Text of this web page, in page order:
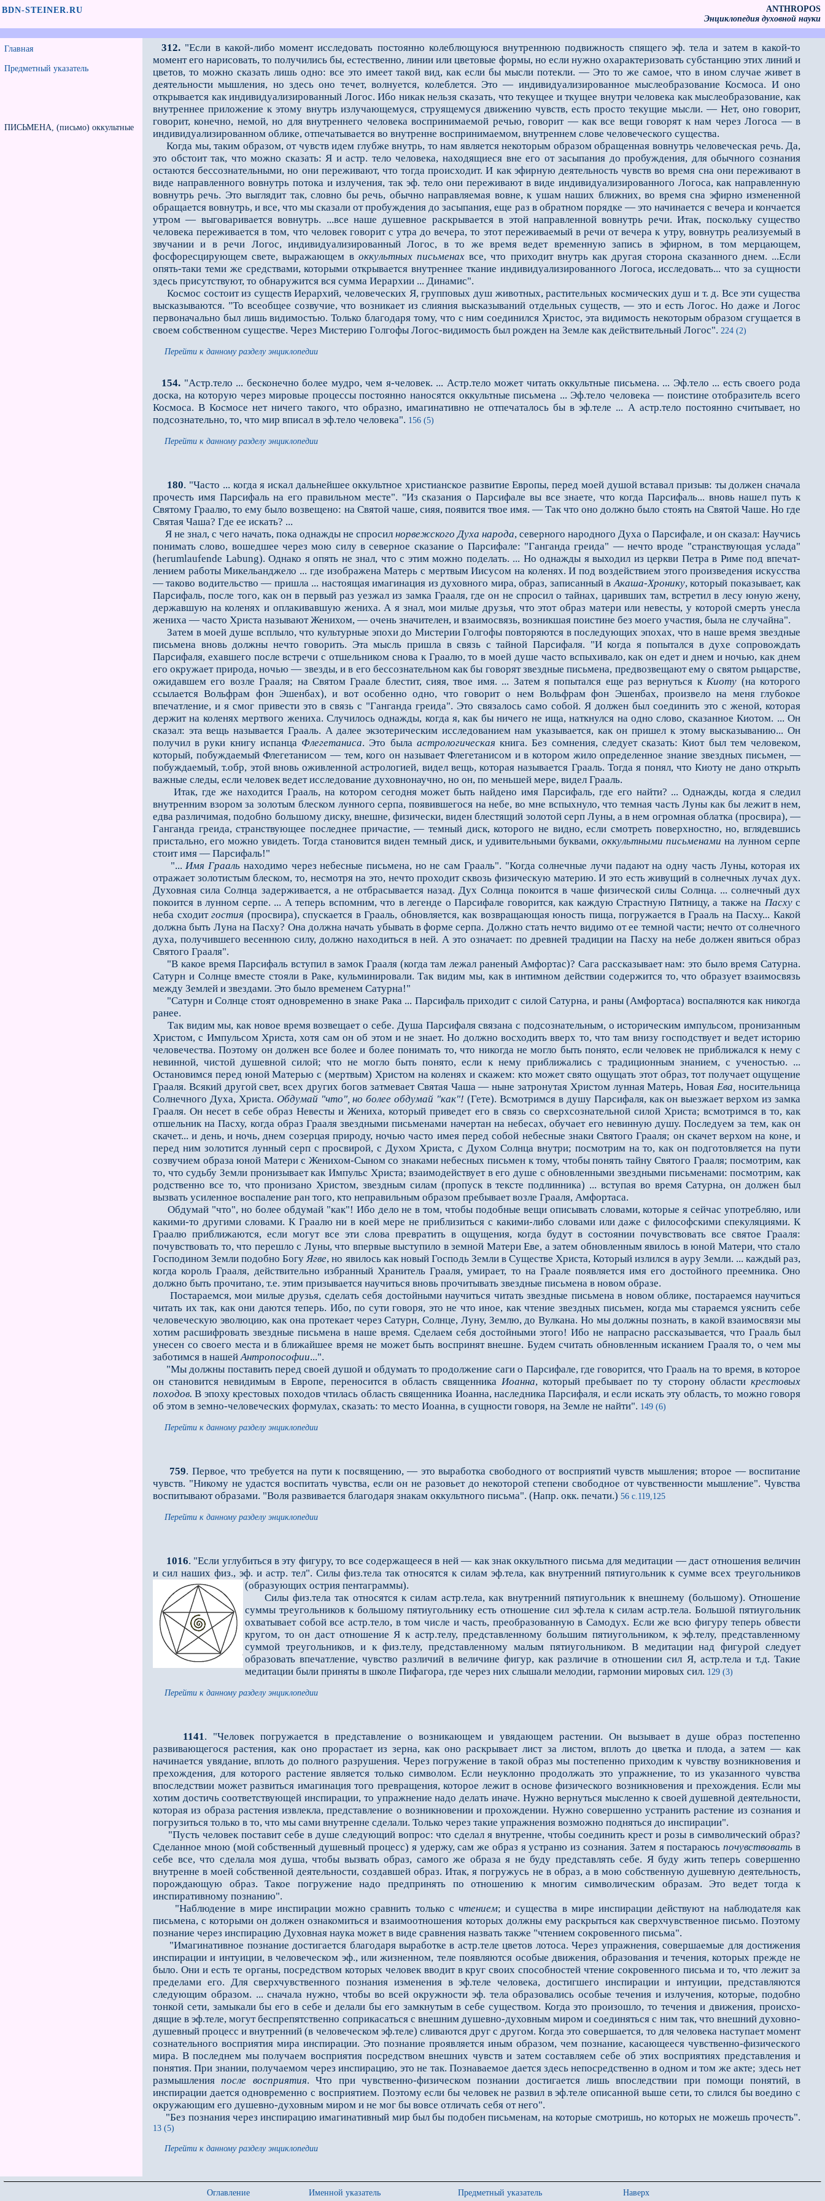
BDN-STEINER.RU
ANTHROPOS
Энциклопедия духовной науки
Главная
Предметный указатель
ПИСЬМЕНА, (письмо) оккультные
312. "Если в какой-либо момент исследовать постоянно колеблющуюся внутреннюю подвижность спящего эф. тела и затем в какой-то
момент его нарисовать, то получились бы, естественно, линии или цветовые формы, но если нужно охарактеризовать субстанцию этих линий и
цветов, то можно сказать лишь одно: все это имеет такой вид, как если бы мысли потекли. — Это то же самое, что в ином случае живет в
деятельности мышления, но здесь оно течет, волнуется, колеблется. Это — индивидуализированное мыслеобразование Космоса. И оно
открывается как индивидуализированный Логос. Ибо никак нельзя сказать, что текущее и ткущее внутри человека как мыслеобразование, как
внутреннее приложение к этому внутрь излучающемуся, струящемуся движению чувств, есть просто текущие мысли. — Нет, оно говорит,
говорит, конечно, немой, но для внутреннего человека воспринимаемой речью, говорит — как все вещи говорят к нам через Логоса — в
индивидуализированном облике, отпечатывается во внутренне воспринимаемом, внутреннем слове человеческого существа.
Когда мы, таким образом, от чувств идем глубже внутрь, то нам является некоторым образом обращенная вовнутрь человеческая речь. Да,
это обстоит так, что можно сказать: Я и астр. тело человека, находящиеся вне его от засыпания до пробуждения, для обычного сознания
остаются бессознательными, но они переживают, что тогда происходит. И как эфирную деятельность чувств во время сна они переживают в
виде направленного вовнутрь потока и излучения, так эф. тело они переживают в виде индивидуализированного Логоса, как направленную
вовнутрь речь. Это выглядит так, словно бы речь, обычно направляемая вовне, к ушам наших ближних, во время сна эфирно измененной
обращается вовнутрь, и все, что мы сказали от пробуждения до засыпания, еще раз в обратном порядке — это начинается с вечера и кончается
утром — выговаривается вовнутрь. ...все наше душевное раскрывается в этой направленной вовнутрь речи. Итак, поскольку существо
человека переживается в том, что человек говорит с утра до вечера, то этот переживаемый в речи от вечера к утру, вовнутрь реализуемый в
звучании и в речи Логос, индивидуализированный Логос, в то же время ведет временную запись в эфирном, в том мерцающем,
фосфоресцирующем свете, выражающем в оккультных письменах все, что приходит внутрь как другая сторона сказанного днем. ...Если
опять-таки теми же средствами, которыми открывается внутреннее ткание индивидуализированного Логоса, исследовать... что за сущности
здесь присутствуют, то обнаружится вся сумма Иерархии ... Динамис".
Космос состоит из существ Иерархий, человеческих Я, групповых душ животных, растительных космических душ и т. д. Все эти существа
высказываются. "То всеобщее созвучие, что возникает из слияния высказываний отдельных существ, — это и есть Логос. Но даже и Логос
первоначально был лишь видимостью. Только благодаря тому, что с ним соединился Христос, эта видимость некоторым образом сгущается в
своем собственном существе. Через Мистерию Голгофы Логос-видимость был рожден на Земле как действительный Логос". 224 (2)
Перейти к данному разделу энциклопедии
154. "Астр.тело ... бесконечно более мудро, чем я-человек. ... Астр.тело может читать оккультные письмена. ... Эф.тело ... есть своего рода
доска, на которую через мировые процессы постоянно наносятся оккультные письмена ... Эф.тело человека — поистине отобразитель всего
Космоса. В Космосе нет ничего такого, что образно, имагинативно не отпечаталось бы в эф.теле ... А астр.тело постоянно считывает, но
подсознательно, то, что мир вписал в эф.тело человека". 156 (5)
Перейти к данному разделу энциклопедии
180. "Часто ... когда я искал дальнейшее оккультное христианское развитие Европы, перед моей ду­шой вставал призыв: ты должен сначала
прочесть имя Парсифаль на его правильном месте". "Из сказания о Парсифале вы все знаете, что когда Парсифаль... вновь нашел путь к
Святому Граалю, то ему было воз­вещено: на Святой чаше, сияя, появится твое имя. — Так что оно должно было стоять на Святой Чаше. Но где
Святая Чаша? Где ее искать? ...
Я не знал, с чего начать, пока однажды не спросил норвежского Духа народа, северного народного Ду­ха о Парсифале, и он сказал: Научись
понимать слово, вошедшее через мою силу в северное сказание о Парсифале: "Ганганда греида" — нечто вроде "странствующая услада"
(herumlaufende Labung). Однако я опять не знал, что с этим можно поделать. ... Но однажды я выходил из церкви Петра в Риме под впечат­
лением работы Микельанджело ... где изображена Матерь с мертвым Иисусом на коленях. И под воздействи­ем этого произведения искусства
— таково водительство — пришла ... настоящая имагинация из духовного мира, образ, записанный вАкаша-Хронику, который показывает, как
Парсифаль, после того, как он в пер­вый раз уезжал из замка Грааля, где он не спросил о тайнах, царивших там, встретил в лесу юную жену,
державшую на коленях и оплакивавшую жениха. А я знал, мои милые друзья, что этот образ матери или не­весты, у которой смерть унесла
жениха — часто Христа называют Женихом, — очень значителен, и взаимо­связь, возникшая поистине без моего участия, была не случайна".
Затем в моей душе всплыло, что куль­турные эпохи до Мистерии Голгофы повторяются в последующих эпохах, что в наше время звездные
письмена вновь должны нечто говорить. Эта мысль пришла в связь с тайной Парсифаля. "И когда я попытался в духе сопровождать
Парсифаля, ехавшего после встречи с отшельником снова к Граалю, то в моей душе часто вспыхивало, как он едет и днем и ночью, как днем
его окружает природа, ночью — звезды, и в его бессоз­нательном как бы говорят звездные письмена, предвозвещают ему о святом рыцарстве,
ожидавшем его возле Грааля; на Святом Граале блестит, сияя, твое имя. ... Затем я попытался еще раз вернуться кКиоту (на которого
ссылается Вольфрам фон Эшенбах), и вот особенно одно, что говорит о нем Вольфрам фон Эшенбах, произвело на меня глубокое
впечатление, и я смог привести это в связь с "Ганганда греи­да". Это связалось само собой. Я должен был соединить это с женой, которая
держит на коленях мертвого жениха. Случилось однажды, когда я, как бы ничего не ища, наткнулся на одно слово, сказанное Киотом. ... Он
сказал: эта вещь называется Грааль. А далее экзотерическим исследованием нам указывается, как он пришел к этому высказыванию... Он
получил в руки книгу испанца Флегетаниса. Это была астрологичес­кая книга. Без сомнения, следует сказать: Киот был тем человеком,
который, побуждаемый Флегетанисом — тем, кого он называет Флегетанисом и в котором жило определенное знание звездных письмен, —
побужда­емый, т.обр, этой вновь оживленной астрологией, видел вещь, которая называется Грааль. Тогда я понял, что Киоту не дано открыть
важные следы, если человек ведет исследование духовнонаучно, но он, по меньшей мере, видел Грааль.
Итак, где же находится Грааль, на котором сегодня может быть найдено имя Парсифаль, где его найти? ... Однажды, когда я следил
внутренним взором за золотым блеском лунного серпа, появившегося на небе, во мне вспыхнуло, что темная часть Луны как бы лежит в нем,
едва различимая, подобно большому диску, внешне, физически, виден блестящий золотой серп Луны, а в нем огромная облатка (просвира), —
Ганганда греида, странствующее послед­нее причастие, — темный диск, которого не видно, если смотреть поверхностно, но, вглядевшись
пристально, его можно увидеть. Тогда становится виден темный диск, и удивительными буквами, оккультными письменами на лунном серпе
стоит имя — Парсифаль!"
"...Имя Грааль находимо через небесные письмена, но не сам Грааль". "Когда солнечные лучи падают на одну часть Луны, которая их
отражает золотистым блеском, то, несмотря на это, нечто проходит сквозь физическую материю. И это есть живущий в солнечных лучах дух.
Духовная сила Солнца задерживается, а не отбрасывается назад. Дух Солнца покоится в чаше физической силы Солнца. ... сол­нечный дух
покоится в лунном серпе. ... А теперь вспомним, что в легенде о Парсифале говорится, как каждую Страстную Пятницу, а также на Пасхус
неба сходитгостия (просвира), спускается в Грааль, об­новляется, как возвращающая юность пища, погружается в Грааль на Пасху... Какой
должна быть Луна на Пасху? Она должна начать убывать в форме серпа. Должно стать нечто видимо от ее темной части; нечто от солнечного
духа, получившего весеннюю силу, должно находиться в ней. А это означает: по древней традиции на Пасху на небе должен явиться образ
Святого Грааля".
"В какое время Парсифаль вступил в замок Грааля (когда там лежал раненый Амфортас)? Сага рассказы­вает нам: это было время Сатурна.
Сатурн и Солнце вместе стояли в Раке, кульминировали. Так ви­дим мы, как в интимном действии содержится то, что образует взаимосвязь
между Землей и звездами. Это было временем Сатурна!"
"Сатурн и Солнце стоят одновременно в знаке Рака ... Парсифаль приходит с силой Сатурна, и раны (Амфортаса) воспаляются как никогда
ранее.
Так видим мы, как новое время возвещает о себе. Душа Парсифаля связана с подсознательным, о исто­рическим импульсом, пронизанным
Христом, с Импульсом Христа, хотя сам он об этом и не знает. Но дол­жно восходить вверх то, что там внизу господствует и ведет историю
человечества. Поэтому он должен все более и более понимать то, что никогда не могло быть понято, если человек не приближался к нему с
невинной, чистой душевной силой; что не могло быть понято, если к нему приближались с традиционным знанием, с ученостью. ...
Остановимся перед юной Матерью с (мертвым) Христом на коленях и скажем: кто может свято ощущать этот образ, тот получает ощущение
Грааля. Всякий другой свет, всех других богов затмевает Святая Чаша — ныне затронутая Христом лунная Матерь, НоваяЕва, носительница
Солнечного Духа, Христа. Обдумай "что", но более обдумай "как"! (Гете). Всмотримся в душу Парсифаля, как он вы­езжает верхом из замка
Грааля. Он несет в себе образ Невесты и Жениха, который приведет его в связь со сверхсознательной силой Христа; всмотримся в то, как
отшельник на Пасху, когда образ Грааля звезд­ными письменами начертан на небесах, обучает его невинную душу. Последуем за тем, как он
скачет... и день, и ночь, днем созерцая природу, ночью часто имея перед собой небесные знаки Святого Грааля; он скачет верхом на коне, и
перед ним золотится лунный серп с просвирой, с Духом Христа, с Духом Солнца внутри; посмотрим на то, как он подготовляется на пути
созвучием образа юной Матери с Женихом-Сыном со знаками небесных письмен к тому, чтобы понять тайну Святого Грааля; посмотрим, как
то, что судьбу Земли пронизывает как Импульс Христа; взаимодействует в его душе с обновленными звездными письменами: посмо­трим, как
родственно все то, что пронизано Христом, звездным силам (пропуск в тексте подлинника) ... вступая во время Сатурна, он должен был
вызвать усиленное воспаление ран того, кто неправильным обра­зом пребывает возле Грааля, Амфортаса.
Обдумай "что", но более обдумай "как"! Ибо дело не в том, чтобы подобные вещи описывать словами, которые я сейчас употребляю, или
какими-то другими словами. К Граалю ни в коей мере не приблизиться с какими-либо словами или даже с философскими спекуляциями. К
Граалю приближаются, если могут все эти слова превратить в ощущения, когда будут в состоянии почувствовать все святое Грааля:
почувствовать то, что перешло с Луны, что впервые выступило в земной Матери Еве, а затем обновленным явилось в юной Матери, что стало
Господином Земли подобно БогуЯгве, но явилось как новый Господь Земли в Существе Христа, Который излился в ауру Земли. ... каждый раз,
когда король Грааля, действительно избранный Хранитель Грааля, умирает, то на Граале появляется имя его достойного преемника. Оно
должно быть прочитано, т.е. этим призывается научиться вновь прочитывать звездные письмена в новом образе.
Постараемся, мои милые друзья, сделать себя достойными научиться читать звездные письмена в новом облике, постараемся научиться
читать их так, как они даются теперь. Ибо, по сути говоря, это не что иное, как чтение звездных письмен, когда мы стараемся уяснить себе
человеческую эволюцию, как она про­текает через Сатурн, Солнце, Луну, Землю, до Вулкана. Но мы должны познать, в какой взаимосвязи мы
хо­тим расшифровать звездные письмена в наше время. Сделаем себя достойными этого! Ибо не напрасно рас­сказывается, что Грааль был
унесен со своего места и в ближайшее время не может быть воспринят внешне. Будем считать обновленным исканием Грааля то, о чем мы
заботимся в нашейАнтропософии...".
"Мы должны поставить перед своей душой и обдумать то продолжение саги о Парсифале, где говорится, что Грааль на то время, в которое
он становится невидимым в Европе, переносится в область священника Иоанна, который пребывает по ту сторону области крестовых
походов. В эпоху крестовых походов чтилась область священника Иоанна, наследника Парсифаля, и если искать эту область, то можно говоря
об этом в земно-человеческих формулах, сказать: то место Иоанна, в сущности говоря, на Земле не найти". 149 (6)
Перейти к данному разделу энциклопедии
759. Первое, что требуется на пути к посвящению, — это выработка свободного от восприятий чувств мышления; второе — воспитание
чувств. "Никому не удастся воспитать чувства, если он не разовьет до некоторой степени свободное от чувственности мышление". Чувства
воспитывают образами. "Воля раз­вивается благодаря знакам оккультного письма". (Напр. окк. печати.) 56 с.119,125
Перейти к данному разделу энциклопедии
1016. "Если углубиться в эту фигуру, то все содержащееся в ней — как знак оккультного письма для медитации — даст отношения величин
и сил наших физ., эф. и астр. тел". Силы физ.тела так относятся к силам эф.тела, как внутренний пятиугольник к сумме всех треугольников
(образующих острия пентаграммы).
Силы физ.тела так относятся к силам астр.тела, как внутренний пятиугольник к внешнему (большому). Отношение
суммы треугольников к большому пятиугольнику есть отношение сил эф.тела к силам астр.тела. Большой пятиугольник
охватывает собой все астр.тело, в том числе и часть, преобразованную в Самодух. Если же всю фигуру теперь обвести
кругом, то он даст отношение Я к астр.телу, представленному большим пятиугольником, к эф.телу, представленному
суммой треуголь­ников, и к физ.телу, представленному малым пятиугольником. В медитации над фигу­рой следует
образовать впечатление, чувство различий в величине фигур, как различие в отношении сил Я, астр.тела и т.д. Такие
медитации были приняты в школе Пифагора, где через них слышали мелодии, гармонии мировых сил. 129 (3)
Перейти к данному разделу энциклопедии
1141. "Человек погружается в представление о возникающем и увядающем растении. Он вызывает в душе образ постепенно
развивающегося растения, как оно прорастает из зерна, как оно раскрывает лист за листом, вплоть до цветка и плода, а затем — как
начинается увядание, вплоть до полного разруше­ния. Через погружение в такой образ мы постепенно приходим к чувству возникновения и
прехождения, для которого растение является только символом. Если неуклонно продолжать это упражнение, то из указанного чувства
впоследствии может развиться имагинация того превращения, которое лежит в основе физического возникновения и прехождения. Если мы
хотим достичь соответствующей инспирации, то упражнение надо делать иначе. Нужно вернуться мысленно к своей душевной деятельности,
которая из образа расте­ния извлекла, представление о возникновении и прохождении. Нужно совершенно устранить растение из сознания и
погрузиться только в то, что мы сами внутренне сделали. Только через такие упражнения возможно подняться до инспирации".
"Пусть человек поставит себе в душе следующий вопрос: что сделал я внутренне, чтобы соединить крест и розы в символический образ?
Сделанное мною (мой собственный душевный процесс) я удержу, сам же образ я устраню из сознания. Затем я постараюсьпочувствовать в
себе все, что сделала моя душа, чтобы вызвать образ, самого же образа я не буду представлять себе. Я буду жить теперь совершенно
внутренне в моей собственной деятельности, создав­шей образ. Итак, я погружусь не в образ, а в мою собственную душевную деятельность,
порождающую об­раз. Такое погружение надо предпринять по отношению к многим символическим образам. Это ведет тогда к
инспиративному познанию".
"Наблюдение в мире инспирации можно сравнить только с чтением; и существа в мире инспирации действуют на наблюдателя как
письмена, с которыми он должен ознакомиться и взаимоотношения которых должны ему раскрыться как сверхчувственное письмо. Поэтому
познание через инспирацию Духов­ная наука может в виде сравнения назвать также "чтением сокровенного письма".
"Имагинативное познание достигается благодаря выработке в астр.теле цветов лотоса. Через упраж­нения, совершаемые для достижения
инспирации и интуиции, в человеческом эф., или жизненном, теле появляются особые движения, образования и течения, которых прежде не
было. Они и есть те органы, по­средством которых человек вводит в круг своих способностей чтение сокровенного письма и то, что ле­жит за
пределами его. Для сверхчувственного познания изменения в эф.теле человека, достигшего инспи­рации и интуиции, представляются
следующим образом. ... сначала нужно, чтобы во всей окружности эф. тела образовались особые течения и излучения, которые, подобно
тонкой сети, замыкали бы его в се­бе и делали бы его замкнутым в себе существом. Когда это произошло, то течения и движения, происхо­
дящие в эф.теле, могут беспрепятственно соприкасаться с внешним душевно-духовным миром и соединять­ся с ним так, что внешний духовно-
душевный процесс и внутренний (в человеческом эф.теле) сливаются друг с другом. Когда это совершается, то для человека наступает момент
сознательного восприятия ми­ра инспирации. Это познание проявляется иным образом, чем познание, касающееся чувственно-физичес­кого
мира. В последнем мы получаем восприятия посредством внешних чувств и затем составляем себе об этих восприятиях представления и
понятия. При знании, получаемом через инспирацию, это не так. По­знаваемое дается здесь непосредственно в одном и том же акте; здесь нет
размышленияпосле восприятия. Что при чувственно-физическом познании достигается лишь впоследст­вии при помощи понятий, в
инспирации дается одновременно с восприятием. Поэтому если бы человек не развил в эф.теле описанной выше сети, то слился бы воедино с
окружающим его душевно-духовным ми­ром и не мог бы вовсе отличать себя от него".
"Без познания через инспирацию имагинативный мир был бы подобен письменам, на которые смотришь, но которых не можешь прочесть".
13 (5)
Перейти к данному разделу энциклопедии
Оглавление Именной указатель Предметный указатель
Наверх